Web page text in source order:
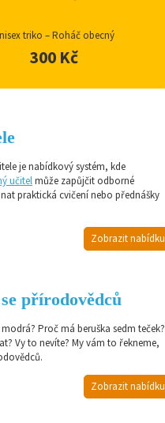
triko – Roháč obecný
300 Kč
je nabídkový systém, kde
učitelmůže zapůjčit odborné
praktická cvičení nebo přednášky
Zobrazit nabídku
přírodovědců
Proč má beruška sedm teček?
Vy to nevíte? My vám to řekneme,
Zobrazit nabídku